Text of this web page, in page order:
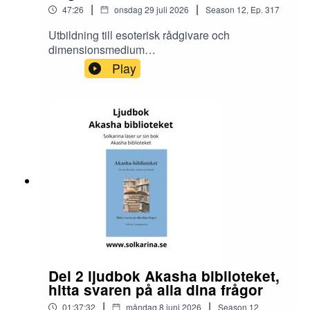
47:26 | onsdag 29 juli 2026 | Season 12, Ep. 317
Utbildning till esoterisk rådgivare och
dimensionsmedium
https://solkarina.se/produkt/dimensionell-
kunskap/Shamansk ettårig utbildning
utbildning/Donationer skickar du till 123 007 90
61 Sinnligkunskap, TACK.Solkarina
Sinnligkunskap®
//.http://www.medireiki.sehttp://www.solkarina.seh
ttp://www.sannessens.se min digitala
kursgårdInstagram:
http://www.instagram.com/iamsolkarina.seFaceb
ook: https://www.facebook.com/profile.php?
id=61573215027349Youtube:
https://www.youtube.com/@solkarinaKalender:htt
ps://solkarina.se/kalender/
Play
Del 2 ljudbok Akasha biblioteket,
hitta svaren på alla dina frågor
01:37:32 | måndag 8 juni 2026 | Season 12